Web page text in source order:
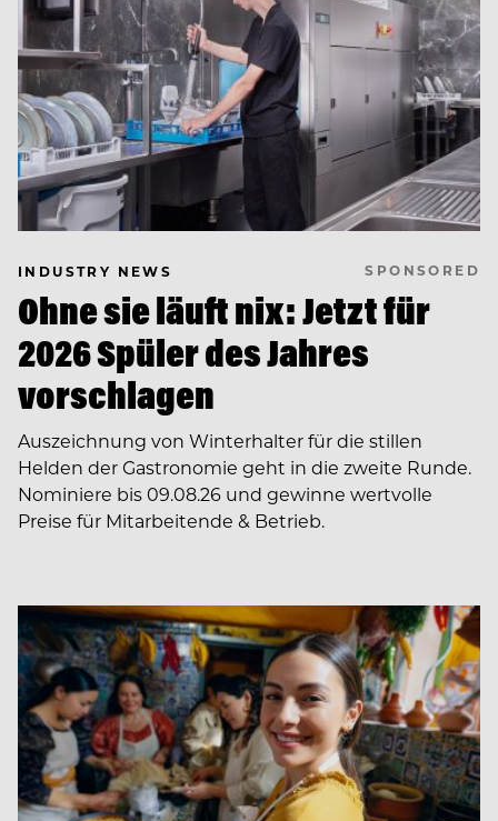
INDUSTRY NEWS SPONSORED
Ohne sie läuft nix: Jetzt für
2026 Spüler des Jahres
vorschlagen
Auszeichnung von Winterhalter für die stillen
Helden der Gastronomie geht in die zweite Runde.
Nominiere bis 09.08.26 und gewinne wertvolle
Preise für Mitarbeitende & Betrieb.